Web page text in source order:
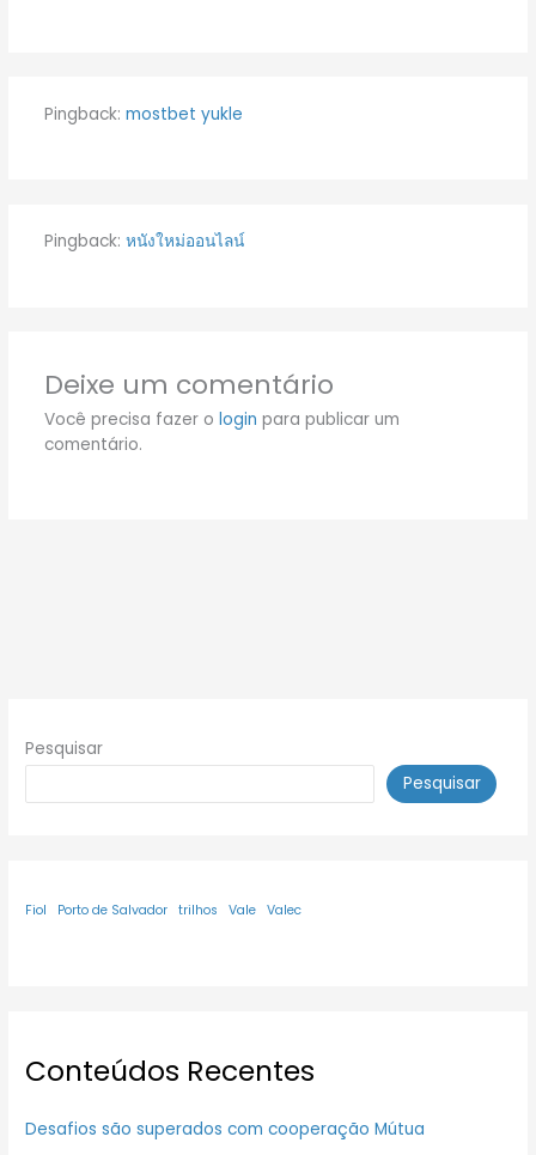
Pingback: mostbet yukle
Pingback: หนังใหม่ออนไลน์
Deixe um comentário
Você precisa fazer o login para publicar um
comentário.
Pesquisar
Pesquisar
Fiol Porto de Salvador trilhos Vale Valec
Conteúdos Recentes
Desafios são superados com cooperação Mútua